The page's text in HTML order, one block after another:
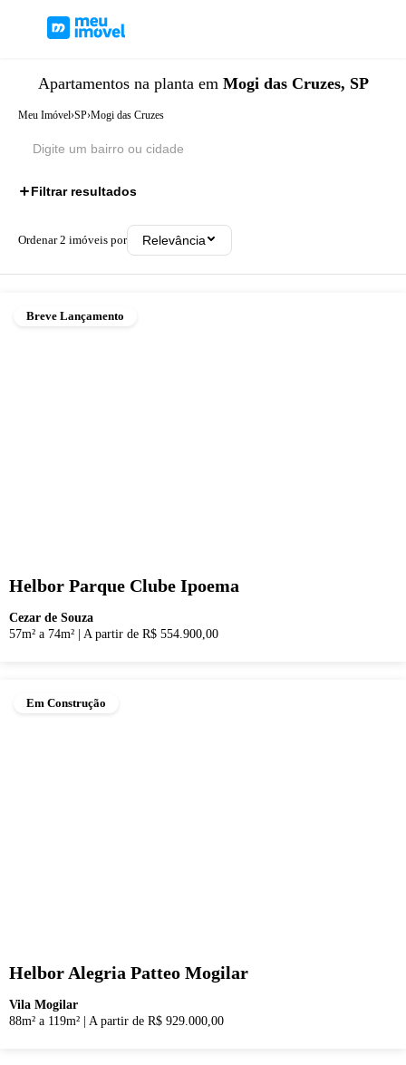
Apartamentos na planta em Mogi das Cruzes, SP
Meu Imóvel›SP›Mogi das Cruzes
Filtrar resultados
Ordenar2 imóveis por Relevância
Breve Lançamento
Helbor Parque Clube Ipoema
Cezar de Souza
57m² a 74m²
A partir de R$ 554.900,00
Em Construção
Helbor Alegria Patteo Mogilar
Vila Mogilar
88m² a 119m²
A partir de R$ 929.000,00